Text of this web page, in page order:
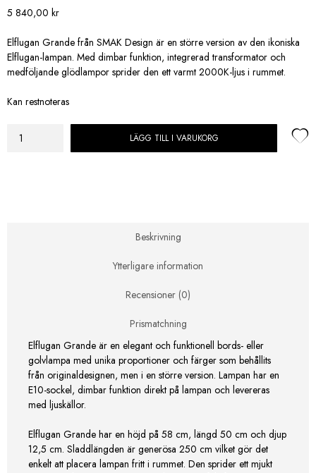
5 840,00 kr
Elflugan Grande från SMAK Design är en större version av den ikoniska
Elflugan-lampan. Med dimbar funktion, integrerad transformator och
medföljande glödlampor sprider den ett varmt 2000K-ljus i rummet.
Kan restnoteras
Elflugan
LÄGG TILL I VARUKORG
Beskrivning
Ytterligare information
Recensioner (0)
Prismatchning
Elflugan Grande är en elegant och funktionell bords- eller
golvlampa med unika proportioner och färger som behållits
från originaldesignen, men i en större version. Lampan har en
E10-sockel, dimbar funktion direkt på lampan och levereras
med ljuskällor.
Elflugan Grande har en höjd på 58 cm, längd 50 cm och djup
12,5 cm. Sladdlängden är generösa 250 cm vilket gör det
enkelt att placera lampan fritt i rummet. Den sprider ett mjukt